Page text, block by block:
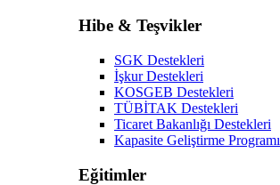
Hibe & Teşvikler
SGK Destekleri
İşkur Destekleri
KOSGEB Destekleri
TÜBİTAK Destekleri
Ticaret Bakanlığı Destekleri
Kapasite Geliştirme Programı
Eğitimler